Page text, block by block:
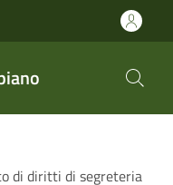
di diritti di segreteria